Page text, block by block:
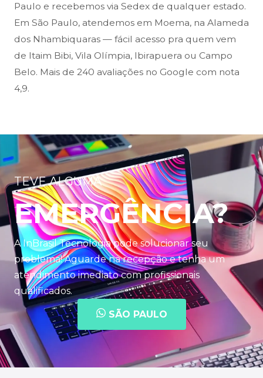
Paulo e recebemos via Sedex de qualquer estado.
Em São Paulo, atendemos em Moema, na Alameda
dos Nhambiquaras — fácil acesso pra quem vem
de Itaim Bibi, Vila Olímpia, Ibirapuera ou Campo
Belo. Mais de 240 avaliações no Google com nota
4,9.
TEVE ALGUMA
EMERGÊNCIA?
A InBrasil Tecnologia pode solucionar seu
problema! Aguarde na recepção e tenha um
atendimento imediato com profissionais
qualificados.
SÃO PAULO